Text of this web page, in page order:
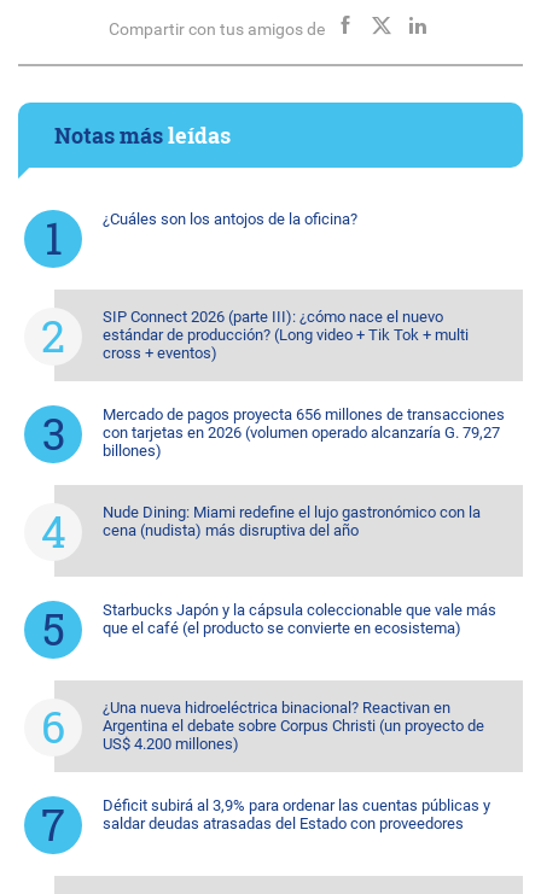
Compartir con tus amigos de
Notas másleídas
¿Cuáles son los antojos de la oficina?
SIP Connect 2026 (parte III): ¿cómo nace el nuevo
estándar de producción? (Long video + Tik Tok + multi
cross + eventos)
Mercado de pagos proyecta 656 millones de transacciones
con tarjetas en 2026 (volumen operado alcanzaría G. 79,27
billones)
Nude Dining: Miami redefine el lujo gastronómico con la
cena (nudista) más disruptiva del año
Starbucks Japón y la cápsula coleccionable que vale más
que el café (el producto se convierte en ecosistema)
¿Una nueva hidroeléctrica binacional? Reactivan en
Argentina el debate sobre Corpus Christi (un proyecto de
US$ 4.200 millones)
Déficit subirá al 3,9% para ordenar las cuentas públicas y
saldar deudas atrasadas del Estado con proveedores